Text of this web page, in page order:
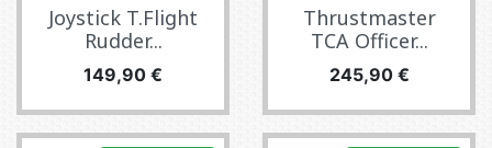
Joystick T.Flight
Rudder...
Cena
149,90 €
Thrustmaster
TCA Officer...
Cena
245,90 €